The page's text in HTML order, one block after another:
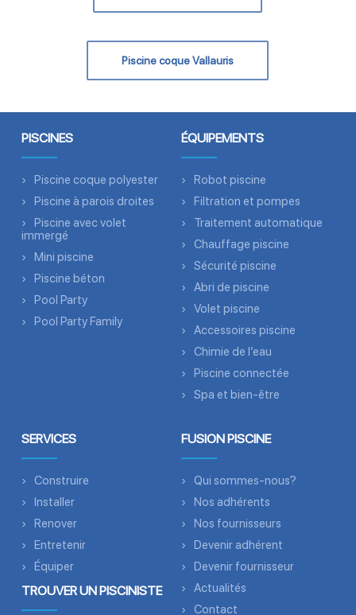
Piscine coque Vallauris
PISCINES
Piscine coque polyester
Piscine à parois droites
Piscine avec volet
immergé
Mini piscine
Piscine béton
Pool Party
Pool Party Family
ÉQUIPEMENTS
Robot piscine
Filtration et pompes
Traitement automatique
Chauffage piscine
Sécurité piscine
Abri de piscine
Volet piscine
Accessoires piscine
Chimie de l’eau
Piscine connectée
Spa et bien-être
SERVICES
Construire
Installer
Renover
Entretenir
Équiper
TROUVER UN PISCINISTE
FUSION PISCINE
Qui sommes-nous?
Nos adhérents
Nos fournisseurs
Devenir adhérent
Devenir fournisseur
Actualités
Contact